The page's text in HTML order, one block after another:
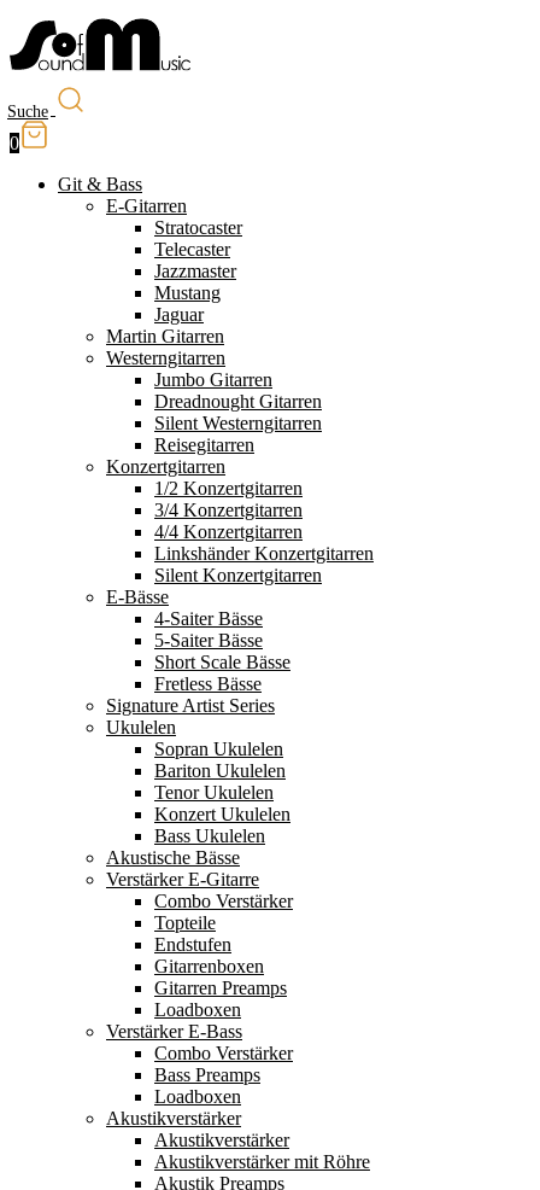
Suche
0
Git & Bass
E-Gitarren
Stratocaster
Telecaster
Jazzmaster
Mustang
Jaguar
Martin Gitarren
Westerngitarren
Jumbo Gitarren
Dreadnought Gitarren
Silent Westerngitarren
Reisegitarren
Konzertgitarren
1/2 Konzertgitarren
3/4 Konzertgitarren
4/4 Konzertgitarren
Linkshänder Konzertgitarren
Silent Konzertgitarren
E-Bässe
4-Saiter Bässe
5-Saiter Bässe
Short Scale Bässe
Fretless Bässe
Signature Artist Series
Ukulelen
Sopran Ukulelen
Bariton Ukulelen
Tenor Ukulelen
Konzert Ukulelen
Bass Ukulelen
Akustische Bässe
Verstärker E-Gitarre
Combo Verstärker
Topteile
Endstufen
Gitarrenboxen
Gitarren Preamps
Loadboxen
Verstärker E-Bass
Combo Verstärker
Bass Preamps
Loadboxen
Akustikverstärker
Akustikverstärker
Akustikverstärker mit Röhre
Akustik Preamps